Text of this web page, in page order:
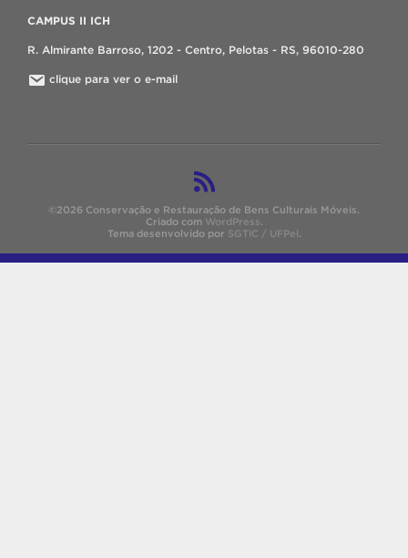
CAMPUS II ICH
R. Almirante Barroso, 1202 - Centro, Pelotas - RS, 96010-280
clique para ver o e-mail
©2026 Conservação e Restauração de Bens Culturais Móveis.
Criado com WordPress.
Tema desenvolvido por SGTIC / UFPel.